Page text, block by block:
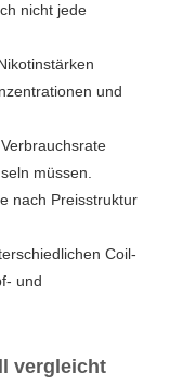
nicht jede
und
müssen.
nach Preisstruktur
Coil-
und
vergleicht